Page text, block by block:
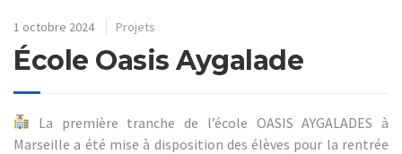
1 octobre 2024 Projets
École Oasis Aygalade
La première tranche de l’école OASIS AYGALADES à
Marseille a été mise à disposition des élèves pour la rentrée